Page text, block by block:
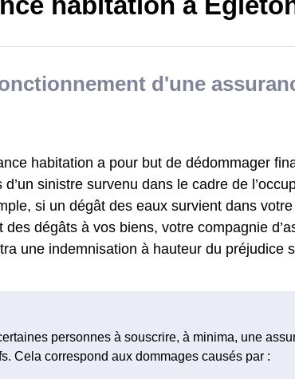
d'une
habitation a pour but de dédommager
sinistre survenu dans le cadre de
si un dégât des eaux survient dans
des dégâts à vos biens, votre compagnie
une indemnisation à hauteur du préjudice
personnes à souscrire, à minima, une
Cela correspond aux dommages causés par :